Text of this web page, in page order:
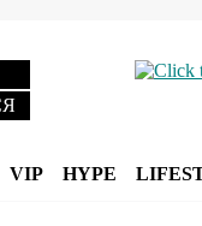
VIP HYPE